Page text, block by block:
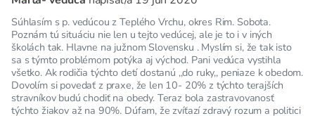
Súhlasím s p. vedúcou z Teplého Vrchu, okres Rim. Sobota.
Poznám tú situáciu nie len u tejto vedúcej, ale je to i v iných
školách tak. Hlavne na južnom Slovensku . Myslím si, že tak isto
sa s týmto problémom potýka aj východ. Pani vedúca vystihla
všetko. Ak rodičia týchto detí dostanú ,,do ruky,, peniaze k obedom.
Dovolím si povedať z praxe, že len 10- 20% z týchto terajších
stravníkov budú chodiť na obedy. Teraz bola zastravovanosť
týchto žiakov až na 90%. Dúfam, že zvíťazí zdravý rozum a politici